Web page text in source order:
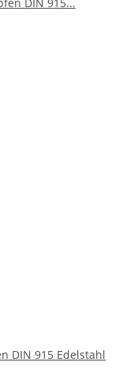
DIN 915 Edelstahl